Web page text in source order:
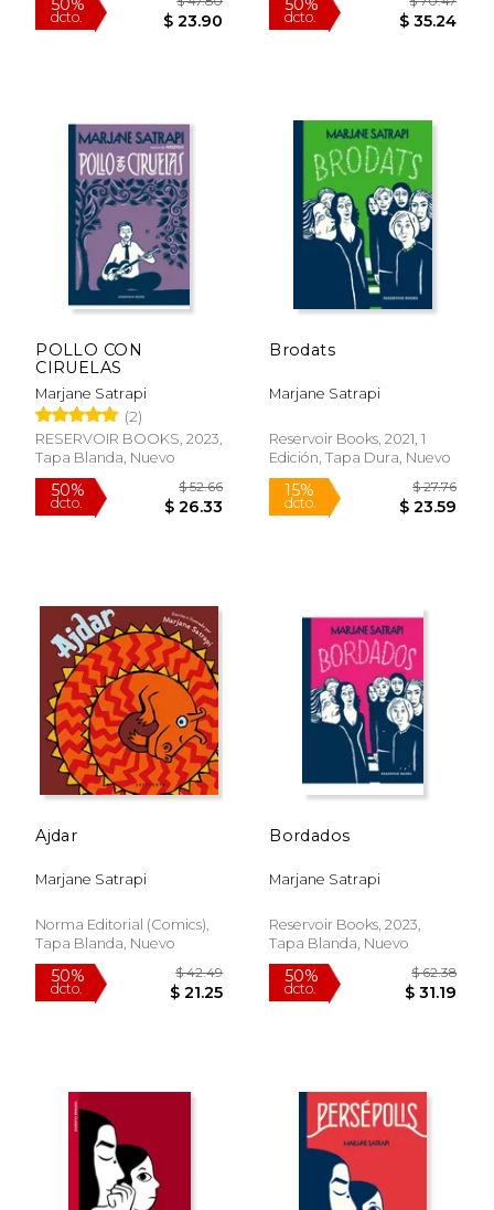
$ 23.90
POLLO CON
CIRUELAS
Marjane Satrapi
(2)
RESERVOIR BOOKS, 2023,
Tapa Blanda, Nuevo
50%
Brodats
Marjane Satrapi
Reservoir Books, 2021, 1
Edición, Tapa Dura, Nuevo
15%
dcto.
Ajdar
Marjane Satrapi
Norma Editorial (Comics),
Tapa Blanda, Nuevo
Bordados
Marjane Satrapi
Reservoir Books, 2023,
Tapa Blanda, Nuevo